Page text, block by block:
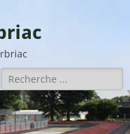
Rechercher :